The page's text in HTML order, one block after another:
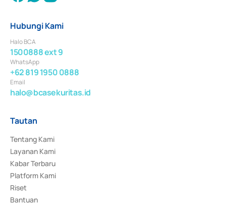
Hubungi Kami
Halo BCA
1500888 ext 9
WhatsApp
+62 819 1950 0888
Email
halo@bcasekuritas.id
Tautan
Tentang Kami
Layanan Kami
Kabar Terbaru
Platform Kami
Riset
Bantuan